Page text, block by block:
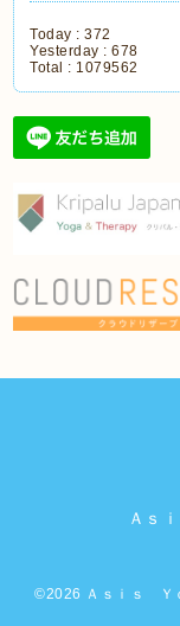
Today :372
Yesterday :678
Total : 1079562
Ａｓ
©2026 Ａｓｉｓ Ｙ